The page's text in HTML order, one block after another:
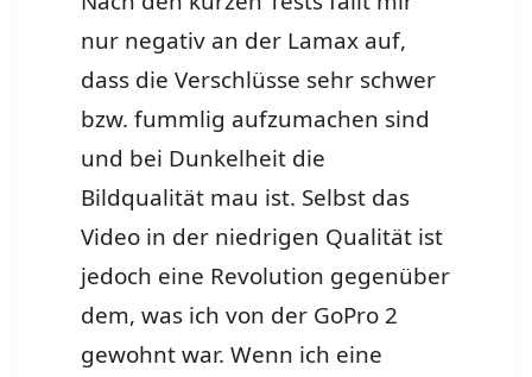
nur negativ an der Lamax auf,
dass die Verschlüsse sehr schwer
bzw. fummlig aufzumachen sind
und bei Dunkelheit die
Bildqualität mau ist. Selbst das
Video in der niedrigen Qualität ist
jedoch eine Revolution gegenüber
dem, was ich von der GoPro 2
gewohnt war. Wenn ich eine